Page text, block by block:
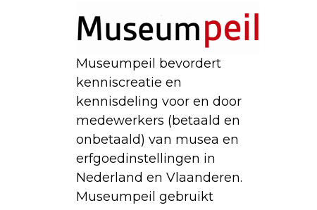
Museumpeil bevordert
kenniscreatie en
kennisdeling voor en door
medewerkers (betaald en
onbetaald) van musea en
erfgoedinstellingen in
Nederland en Vlaanderen.
Museumpeil gebruikt